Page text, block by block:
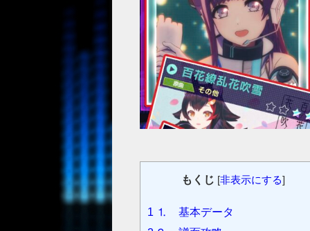
もくじ [非表示にする
1 ⒈ 基本データ